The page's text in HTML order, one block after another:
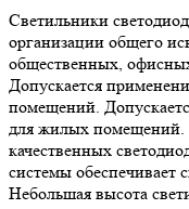
Светильники
организации общего
общественных,
Допускается
помещений.
для жилых
качественных
системы обеспечивает
Небольшая высота